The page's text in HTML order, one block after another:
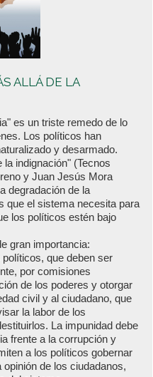
ALLÁ DE LA
es un triste remedo de lo
Los políticos han
y desarmado.
indignación" (Tecnos
y Juan Jesús Mora
degradación de la
que el sistema necesita para
los políticos estén bajo
gran importancia:
que deben ser
por comisiones
de los poderes y otorgar
civil y al ciudadano, que
la labor de los
La impunidad debe
frente a la corrupción y
a los políticos gobernar
de los ciudadanos,